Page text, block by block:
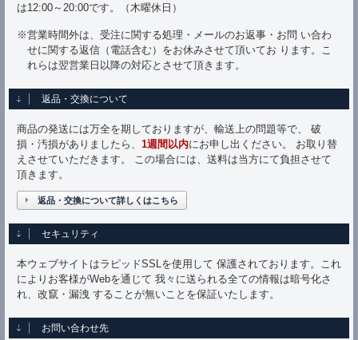
は12:00～20:00です。（木曜休日）
※営業時間外は、受注に関する処理・メールのお返事・お問 い合わ
せに関する返信（電話含む）をお休みさせて頂いてお ります。こ
れらは翌営業日以降の対応とさせて頂きます。
返品・交換について
商品の発送には万全を期しておりますが、輸送上の問題等で、 破
損・汚損がありましたら、 1週間以内にお申し出ください。 お取り替
えさせていただきます。 この場合には、送料は当方にて負担させて
頂きます。
返品・交換について詳しくはこちら
セキュリティ
本ウェブサイトはラピッドSSLを使用して 保護されております。これ
によりお客様がWebを通じて 我々に送られる全ての情報は暗号化さ
れ、改竄・漏洩 することが無いことを保証いたします。
お問い合わせ先